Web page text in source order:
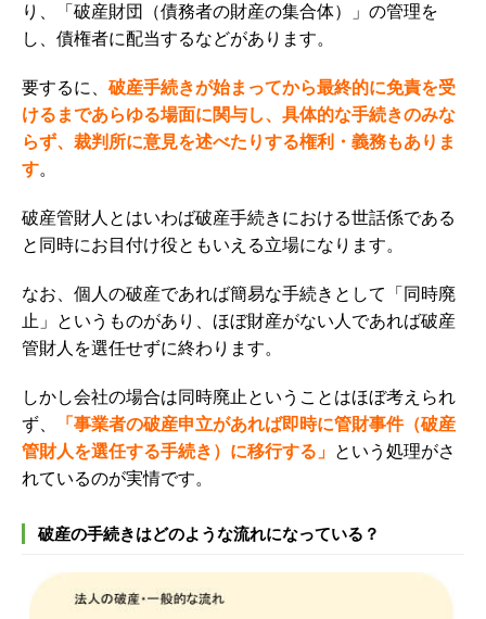
り、「破産財団（債務者の財産の集合体）」の管理を
し、債権者に配当するなどがあります。
要するに、 破産手続きが始まってから最終的に免責を受
けるまであらゆる場面に関与し、具体的な手続きのみな
らず、裁判所に意見を述べたりする権利・義務もありま
す。
破産管財人とはいわば破産手続きにおける世話係である
と同時にお目付け役ともいえる立場になります。
なお、個人の破産であれば簡易な手続きとして「同時廃
止」というものがあり、ほぼ財産がない人であれば破産
管財人を選任せずに終わります。
しかし会社の場合は同時廃止ということはほぼ考えられ
ず、
「事業者の破産申立があれば即時に管財事件（破産
管財人を選任する手続き）に移行する」 という処理がさ
れているのが実情です。
破産の手続きはどのような流れになっている？